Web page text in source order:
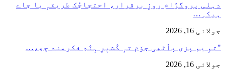
دہلی پروگرٛام روزِ برقرار، احتجاجُک طریقہٕ یا جاے
ہیکہِ…
جولائی 16, 2026
"تمِ یم پزی پٲٹھی جۆم تہٕ کٔشیٖرِ ہٕنٛدِ فکرمند چھِ،…
جولائی 16, 2026